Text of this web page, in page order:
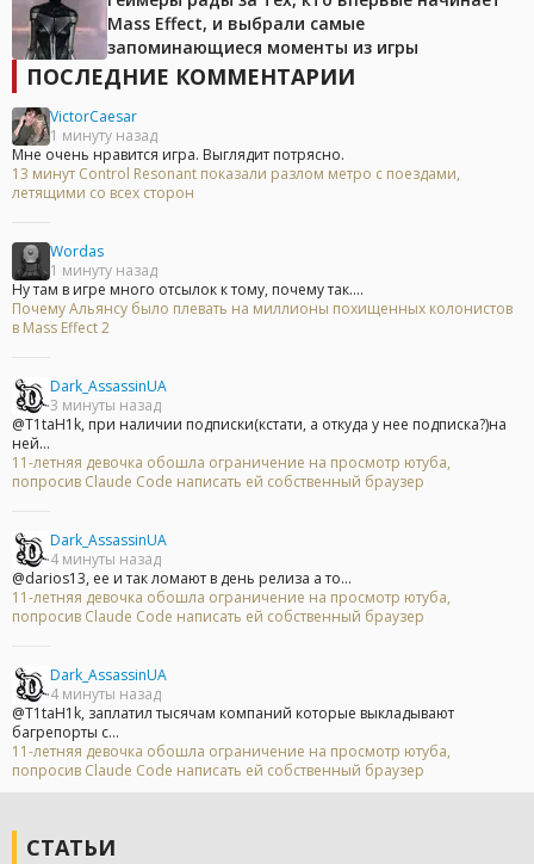
Mass Effect, и выбрали самые
запоминающиеся моменты из игры
ПОСЛЕДНИЕ КОММЕНТАРИИ
VictorCaesar
1 минуту назад
Мне очень нравится игра. Выглядит потрясно.
13 минут Control Resonant показали разлом метро с поездами,
летящими со всех сторон
Wordas
1 минуту назад
Ну там в игре много отсылок к тому, почему так....
Почему Альянсу было плевать на миллионы похищенных колонистов
в Mass Effect 2
Dark_AssassinUA
3 минуты назад
@T1taH1k, при наличии подписки(кстати, а откуда у нее подписка?)на
ней...
11-летняя девочка обошла ограничение на просмотр ютуба,
попросив Claude Code написать ей собственный браузер
Dark_AssassinUA
4 минуты назад
@darios13, ее и так ломают в день релиза а то...
11-летняя девочка обошла ограничение на просмотр ютуба,
попросив Claude Code написать ей собственный браузер
Dark_AssassinUA
4 минуты назад
@T1taH1k, заплатил тысячам компаний которые выкладывают
багрепорты с...
11-летняя девочка обошла ограничение на просмотр ютуба,
попросив Claude Code написать ей собственный браузер
СТАТЬИ